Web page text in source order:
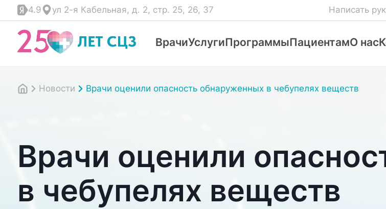
4.9 ул 2-я Кабельная, д. 2, стр. 25, 26, 37 Написать
ВрачиУслугиПрограммыПациентамО нас
Новости Врачи оценили опасность обнаруженных в чебупелях веществ
Врачи оценили
в чебупелях веществ